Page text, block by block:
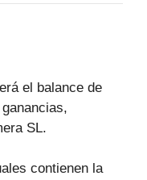
el balance de
SL.
contienen la